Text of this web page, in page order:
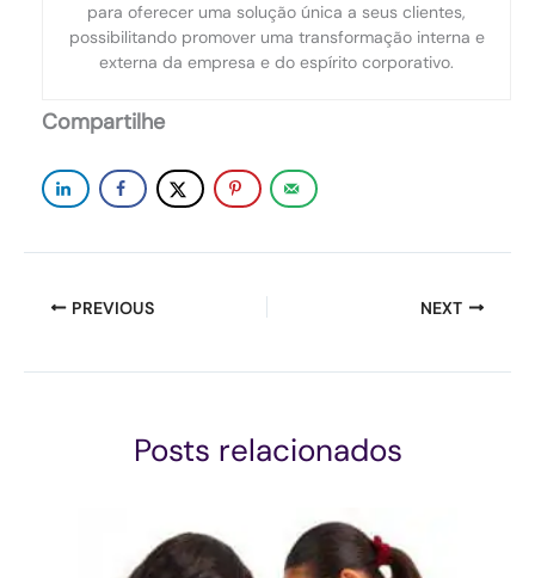
para oferecer uma solução única a seus clientes,
possibilitando promover uma transformação interna e
externa da empresa e do espírito corporativo.
Compartilhe
PREVIOUS NEXT
Posts relacionados